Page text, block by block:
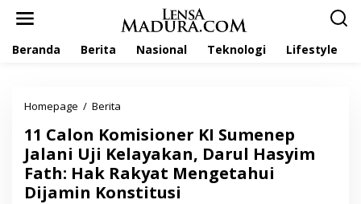
Beranda Berita Nasional Teknologi Lifestyle
Homepage / Berita
C
a
l
o
n
11 Calon Komisioner KI Sumenep
Jalani Uji Kelayakan, Darul Hasyim
Fath: Hak Rakyat Mengetahui
Dijamin Konstitusi